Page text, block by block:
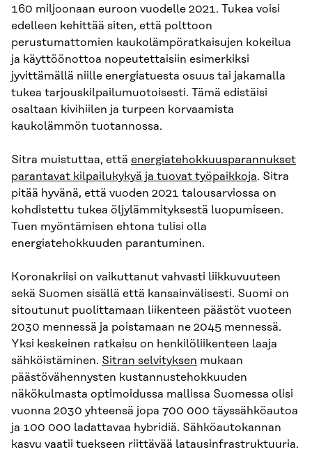
160 miljoonaan euroon vuodelle 2021. Tukea voisi
edelleen kehittää siten, että polttoon
perustumattomien kaukolämpöratkaisujen kokeilua
ja käyttöönottoa nopeutettaisiin esimerkiksi
jyvittämällä niille energiatuesta osuus tai jakamalla
tukea tarjouskilpailumuotoisesti. Tämä edistäisi
osaltaan kivihiilen ja turpeen korvaamista
kaukolämmön tuotannossa.
Sitra muistuttaa, että energiatehokkuusparannukset
parantavat kilpailukykyä ja tuovat työpaikkoja. Sitra
pitää hyvänä, että vuoden 2021 talousarviossa on
kohdistettu tukea öljylämmityksestä luopumiseen.
Tuen myöntämisen ehtona tulisi olla
energiatehokkuuden parantuminen.
Koronakriisi on vaikuttanut vahvasti liikkuvuuteen
sekä Suomen sisällä että kansainvälisesti. Suomi on
sitoutunut puolittamaan liikenteen päästöt vuoteen
2030 mennessä ja poistamaan ne 2045 mennessä.
Yksi keskeinen ratkaisu on henkilöliikenteen laaja
sähköistäminen. Sitran selvityksen mukaan
päästövähennysten kustannustehokkuuden
näkökulmasta optimoidussa mallissa Suomessa olisi
vuonna 2030 yhteensä jopa 700 000 täyssähköautoa
ja 100 000 ladattavaa hybridiä. Sähköautokannan
kasvu vaatii tuekseen riittävää latausinfrastruktuuria.